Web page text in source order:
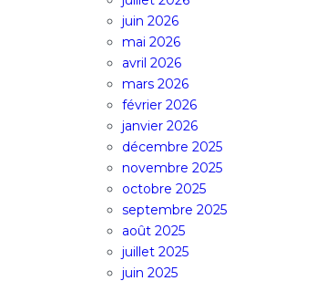
juin 2026
mai 2026
avril 2026
mars 2026
février 2026
janvier 2026
décembre 2025
novembre 2025
octobre 2025
septembre 2025
août 2025
juillet 2025
juin 2025